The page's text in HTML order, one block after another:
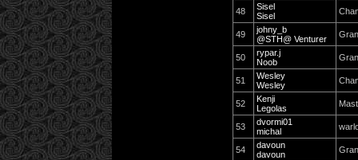
48
Sisel
Sisel
49
johny_b
@STH@ Venturer
50
rypar.j
Noob
51
Wesley
Wesley
52
Kenji
Legolas
53
dvormi01
michal
54
davoun
davoun